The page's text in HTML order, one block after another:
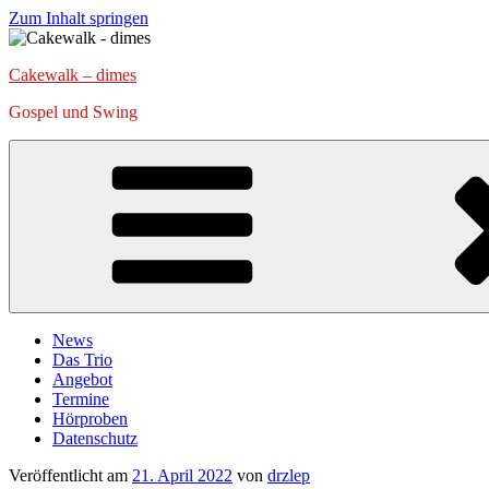
Zum Inhalt springen
Cakewalk – dimes
Gospel und Swing
News
Das Trio
Angebot
Termine
Hörproben
Datenschutz
Veröffentlicht am 21. April 2022 von drzlep